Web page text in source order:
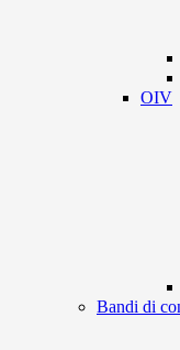
OIV
Bandi di